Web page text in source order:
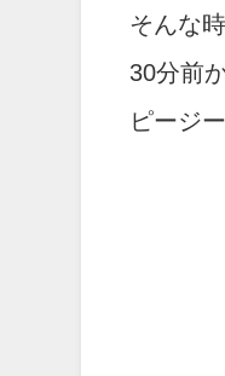
そんな
30分前
ピージ